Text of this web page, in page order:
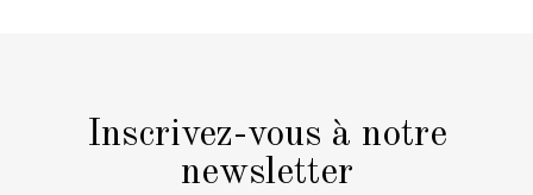
Inscrivez-vous à notre
newsletter